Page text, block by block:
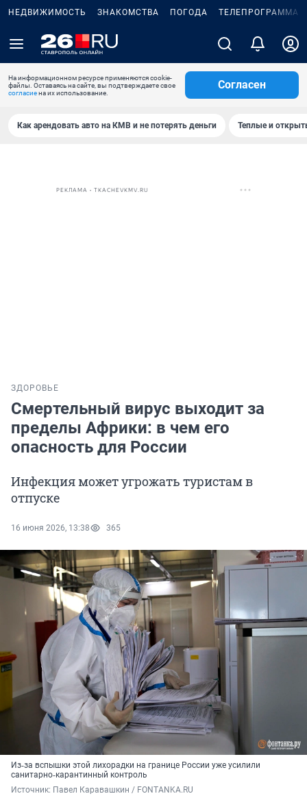
НЕДВИЖИМОСТЬ ЗНАКОМСТВА ПОГОДА ТЕЛЕПРОГРАММА
На информационном ресурсе применяются cookie-
файлы. Оставаясь на сайте, вы подтверждаете свое
согласиена их использование.
Согласен
Как арендовать авто на КМВ и не потерять деньги Теплые и
РЕКЛАМА • TKACHEVKMV.RU
ЗДОРОВЬЕ
Смертельный вирус выходит за
пределы Африки: в чем его
опасность для России
Инфекция может угрожать туристам в
отпуске
16 июня 2026, 13:38 365
Из‑за вспышки этой лихорадки на границе России уже усилили
санитарно‑карантинный контроль
Источник: Павел Каравашкин / FONTANKA.RU